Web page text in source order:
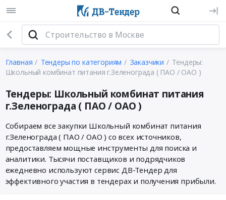
Главная Тендеры по категориям Заказчики
Тендеры:
Школьный комбинат питания г.Зеленограда ( ПАО / ОАО )
Тендеры: Школьный комбинат питания
г.Зеленограда ( ПАО / ОАО )
Собираем все закупки Школьный комбинат питания
г.Зеленограда ( ПАО / ОАО ) со всех источников,
предоставляем мощные инструменты для поиска и
аналитики. Тысячи поставщиков и подрядчиков
ежедневно используют сервис ДВ-Тендер для
эффективного участия в тендерах и получения прибыли.